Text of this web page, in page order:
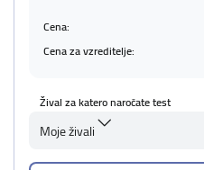
Cena:
Cena za vzreditelje:
Žival za katero naročate test
Moje živali